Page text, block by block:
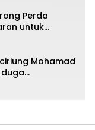
Perda
untuk
ciriung Mohamad
duga
untuk